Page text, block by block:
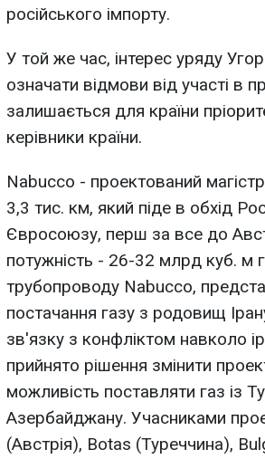
російського імпорту.
У той же час, інтерес уряду
означати відмови від участі в
залишається для країни
керівники країни.
Nabucco - проектований
3,3 тис. км, який піде в обхід
Євросоюзу, перш за все до
потужність - 26-32 млрд куб. м
трубопроводу Nabucco,
постачання газу з родовищ
зв'язку з конфліктом навколо
прийнято рішення змінити
можливість поставляти газ із
Азербайджану. Учасниками
(Австрія), Botas (Туреччина),